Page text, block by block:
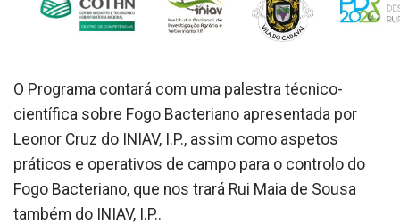
O Programa contará com uma palestra técnico-
científica sobre Fogo Bacteriano apresentada por
Leonor Cruz do INIAV, I.P., assim como aspetos
práticos e operativos de campo para o controlo do
Fogo Bacteriano, que nos trará Rui Maia de Sousa
também do INIAV, I.P..